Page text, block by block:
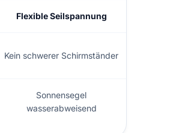
Flexible Seilspannung
Kein schwerer Schirmständer
Sonnensegel
wasserabweisend